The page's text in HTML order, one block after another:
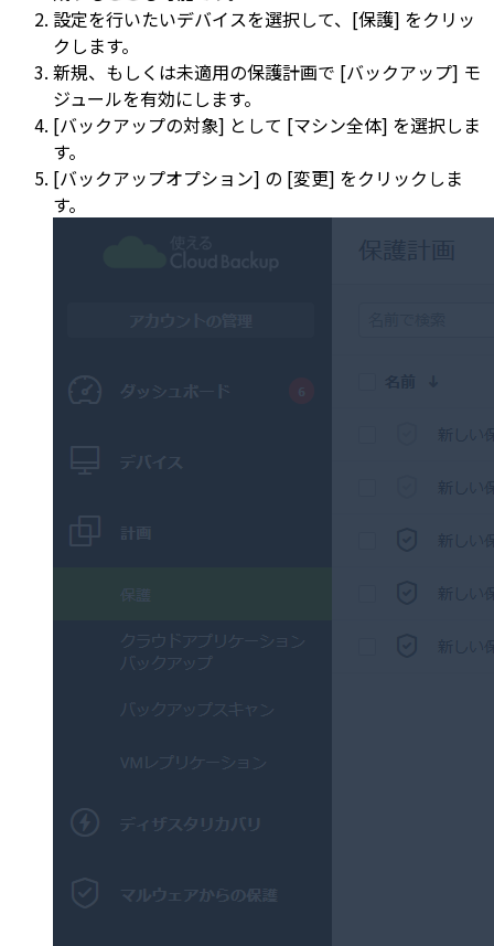
設定を行いたいデバイスを選択して、[保護] をクリッ
クします。
新規、もしくは未適用の保護計画で [バックアップ] モ
ジュールを有効にします。
[バックアップの対象] として [マシン全体] を選択しま
す。
[バックアップオプション] の [変更] をクリックしま
す。